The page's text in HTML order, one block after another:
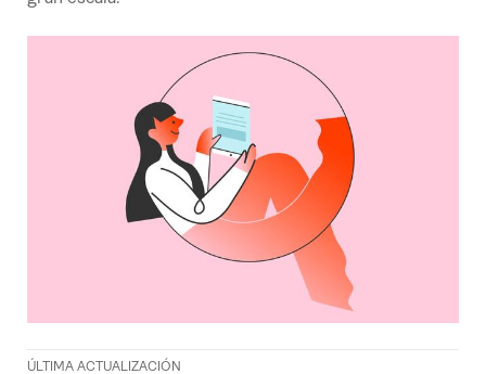
ÚLTIMA ACTUALIZACIÓN